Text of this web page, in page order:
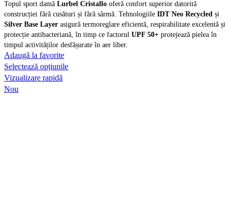
produsului.
Topul sport damă Lurbel Cristallo oferă confort superior datorită
construcției fără cusături și fără sârmă. Tehnologiile IDT Neo Recycled și
Silver Base Layer asigură termoreglare eficientă, respirabilitate excelentă și
protecție antibacteriană, în timp ce factorul UPF 50+ protejează pielea în
timpul activităților desfășurate în aer liber.
Adaugă la favorite
Selectează opțiunileAcest
Vizualizare rapidă
Nou